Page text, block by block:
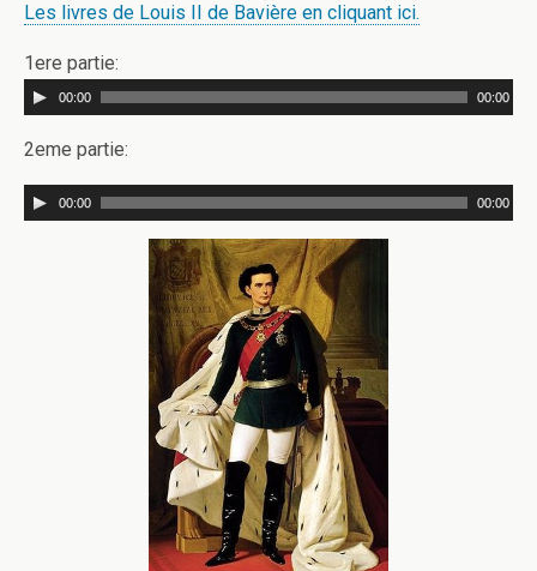
Les livres de Louis II de Bavière en cliquant ici.
1ere partie:
00:00 00:00
2eme partie:
00:00 00:00